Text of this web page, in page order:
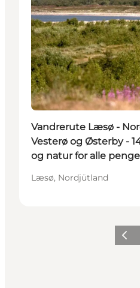
Vandrerute Læsø -
Vesterø og Østerby -
og natur for alle
Læsø, Nordjütland